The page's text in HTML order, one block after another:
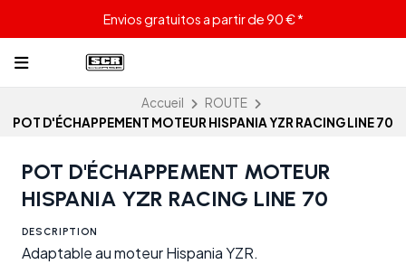
Envios gratuitos a partir de 90 € *
Accueil
ROUTE
POT D'ÉCHAPPEMENT MOTEUR HISPANIA YZR RACING LINE 70
POT D'ÉCHAPPEMENT MOTEUR
HISPANIA YZR RACING LINE 70
DESCRIPTION
Adaptable au moteur Hispania YZR.